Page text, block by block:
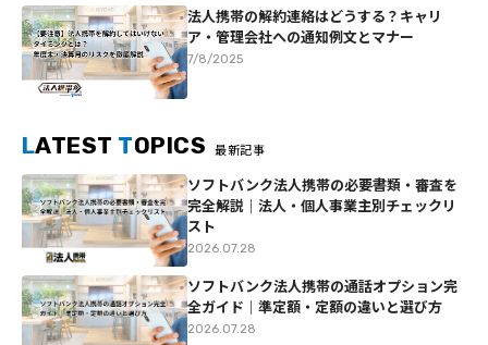
法人携帯の解約連絡はどうする？キャリ
ア・管理会社への通知例文とマナー
7/8/2025
LATEST TOPICS 最新記事
ソフトバンク法人携帯の必要書類・審査を
完全解説｜法人・個人事業主別チェックリ
スト
2026.07.28
ソフトバンク法人携帯の通話オプション完
全ガイド｜準定額・定額の違いと選び方
2026.07.28